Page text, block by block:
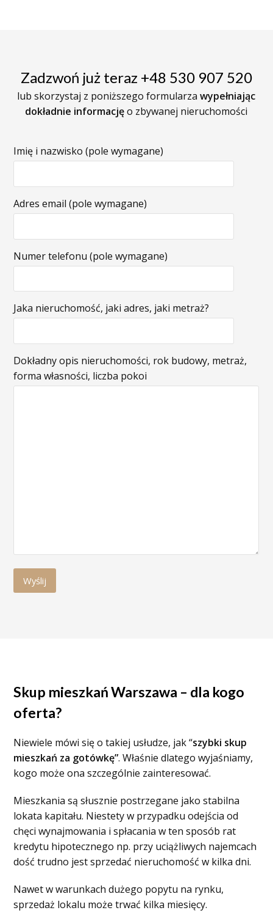
Zadzwoń już teraz +48 530 907 520
lub skorzystaj z poniższego formularzawypełniając
dokładnie informacjęo zbywanej nieruchomości
Imię i nazwisko (pole wymagane)
Adres email (pole wymagane)
Numer telefonu (pole wymagane)
Jaka nieruchomość, jaki adres, jaki metraż?
Dokładny opis nieruchomości, rok budowy, metraż,
forma własności, liczba pokoi
Skup mieszkań Warszawa – dla kogo
oferta?
Niewiele mówi się o takiej usłudze, jak “szybki skup
mieszkań za gotówkę”. Właśnie dlatego wyjaśniamy,
kogo może ona szczególnie zainteresować.
Mieszkania są słusznie postrzegane jako stabilna
lokata kapitału. Niestety w przypadku odejścia od
chęci wynajmowania i spłacania w ten sposób rat
kredytu hipotecznego np. przy uciążliwych najemcach
dość trudno jest sprzedać nieruchomość w kilka dni.
Nawet w warunkach dużego popytu na rynku,
sprzedaż lokalu może trwać kilka miesięcy.